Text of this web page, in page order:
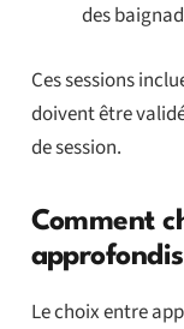
des
Ces sessions
doivent être
de session.
Comment
Le choix entre